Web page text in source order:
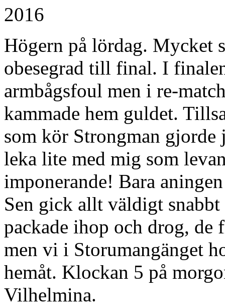
Högern på lördag. Mycket
obesegrad till final. I
armbågsfoul men i re-
kammade hem guldet.
som kör Strongman
leka lite med mig som
imponerande! Bara
Sen gick allt väldigt
packade ihop och drog, de
men vi i Storumangänget
hemåt. Klockan 5 på
Vilhelmina.